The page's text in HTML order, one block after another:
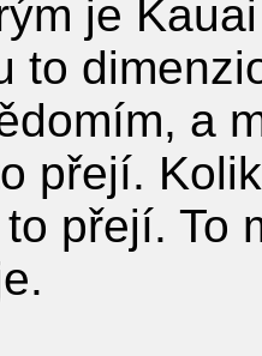
je
to
a
přejí.
přejí. To